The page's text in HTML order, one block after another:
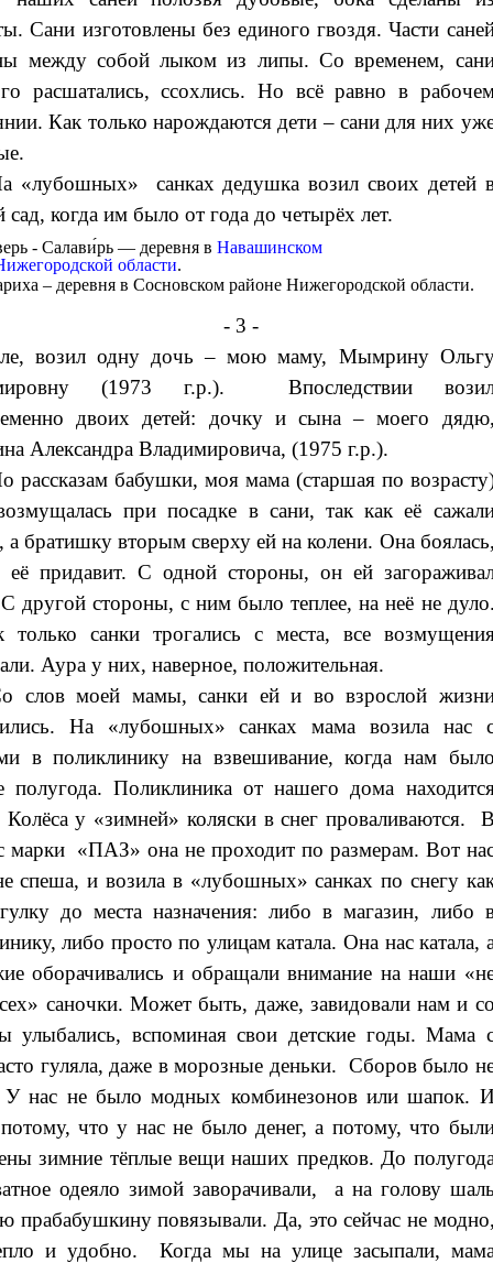
Сани изготовлены без единого гвоздя. Части
между собой лыком из липы. Со временем,
расшатались, ссохлись. Но всё равно в
Как только нарождаются дети – сани для них
«лубошных» санках дедушка возил своих детей
сад, когда им было от года до четырёх лет.
- Салави́рь — деревня в Навашинском
области.
– деревня в Сосновском районе Нижегородской области.
- 3 -
возил одну дочь – мою маму, Мымрину
(1973 г.р.). Впоследствии
двоих детей: дочку и сына – моего
Александра Владимировича, (1975 г.р.).
рассказам бабушки, моя мама (старшая по
при посадке в сани, так как её
а братишку вторым сверху ей на колени. Она
придавит. С одной стороны, он ей
другой стороны, с ним было теплее, на неё не
санки трогались с места, все
Аура у них, наверное, положительная.
слов моей мамы, санки ей и во взрослой
На «лубошных» санках мама возила нас
в поликлинику на взвешивание, когда нам
полугода. Поликлиника от нашего дома
Колёса у «зимней» коляски в снег проваливаются.
марки «ПАЗ» она не проходит по размерам. Вот
спеша, и возила в «лубошных» санках по снегу
до места назначения: либо в магазин, либо
либо просто по улицам катала. Она нас катала,
оборачивались и обращали внимание на наши
саночки. Может быть, даже, завидовали нам и
улыбались, вспоминая свои детские годы. Мама
гуляла, даже в морозные деньки. Сборов было
У нас не было модных комбинезонов или шапок.
что у нас не было денег, а потому, что
зимние тёплые вещи наших предков. До
одеяло зимой заворачивали, а на голову
прабабушкину повязывали. Да, это сейчас не
и удобно. Когда мы на улице засыпали,